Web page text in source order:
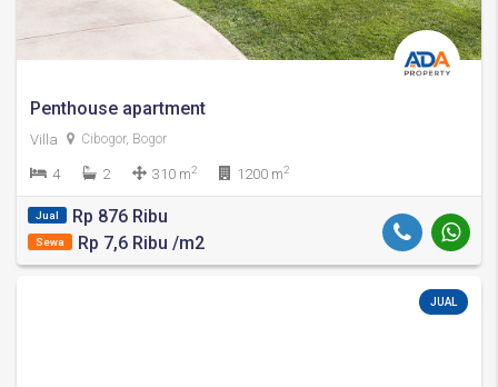
Penthouse apartment
Villa Cibogor, Bogor
4 2 310 m2 1200 m2
Jual Rp 876 Ribu
Sewa Rp 7,6 Ribu /m2
JUAL